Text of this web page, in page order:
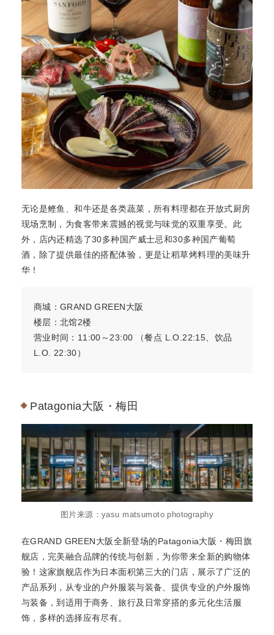
无论是鲣鱼、和牛还是各类蔬菜，所有料理都在开放式厨房
现场烹制，为食客带来震撼的视觉与味觉的双重享受。此
外，店内还精选了30多种国产威士忌和30多种国产葡萄
酒，除了提供最佳的搭配体验，更是让稻草烤料理的美味升
华！
商城：GRAND GREEN大阪
楼层：北馆2楼
营业时间：11:00～23:00 （餐点 L.O.22:15、饮品
L.O. 22:30）
Patagonia大阪・梅田
图片来源：yasu matsumoto photography
在GRAND GREEN大阪全新登场的Patagonia大阪・梅田旗
舰店，完美融合品牌的传统与创新，为你带来全新的购物体
验！这家旗舰店作为日本面积第三大的门店，展示了广泛的
产品系列，从专业的户外服装与装备、提供专业的户外服饰
与装备，到适用于商务、旅行及日常穿搭的多元化生活服
饰，多样的选择应有尽有。